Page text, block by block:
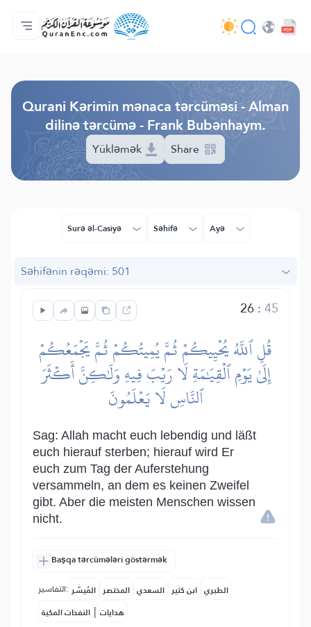
Ana səhifə
Tərcümənin mündəricatı
Audio
Tərtibatçıların xidməti - API
Layihə haqqında
Bizimlə əlaqə saxla
Dil
Qurani Kərimin mənaca tərcüməsi - Alman
dilinə tərcümə - Frank Bubənhaym.
Yükləmək Share
Surə əl-Casiyə Səhifə Ayə
Səhifənin rəqəmi: 501
26:45
قُلِ ٱللَّهُ يُحۡيِيكُمۡ ثُمَّ يُمِيتُكُمۡ ثُمَّ يَجۡمَعُكُمۡ
إِلَىٰ يَوۡمِ ٱلۡقِيَٰمَةِ لَا رَيۡبَ فِيهِ وَلَٰكِنَّ أَكۡثَرَ
ٱلنَّاسِ لَا يَعۡلَمُونَ
Sag: Allah macht euch lebendig und läßt
euch hierauf sterben; hierauf wird Er
euch zum Tag der Auferstehung
versammeln, an dem es keinen Zweifel
gibt. Aber die meisten Menschen wissen
nicht.
Başqa tərcümələri göstərmək
التفاسير: المُيسَّر المختصر السعدي ابن كثير الطبري
النفحات المكية | هدايات